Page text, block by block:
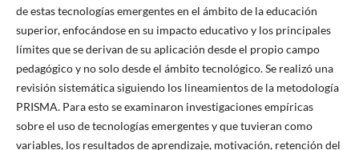
de estas tecnologías emergentes en el ámbito de la educación
superior, enfocándose en su impacto educativo y los principales
límites que se derivan de su aplicación desde el propio campo
pedagógico y no solo desde el ámbito tecnológico. Se realizó una
revisión sistemática siguiendo los lineamientos de la metodología
PRISMA. Para esto se examinaron investigaciones empíricas
sobre el uso de tecnologías emergentes y que tuvieran como
variables, los resultados de aprendizaje, motivación, retención del